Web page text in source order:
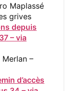
Maplassé
grives
depuis
– via
–
d’accès